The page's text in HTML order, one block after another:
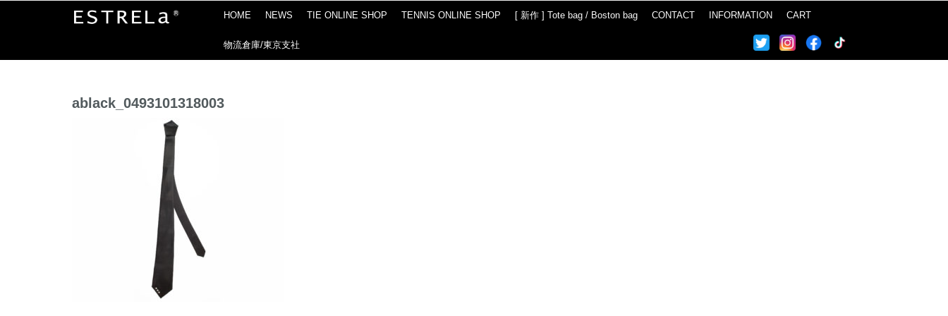
HOME NEWS TIE ONLINE SHOP TENNIS ONLINE SHOP [ 新作 ] Tote bag / Boston bag CONTACT INFORMATION CART
物流倉庫/東京支社
ablack_0493101318003